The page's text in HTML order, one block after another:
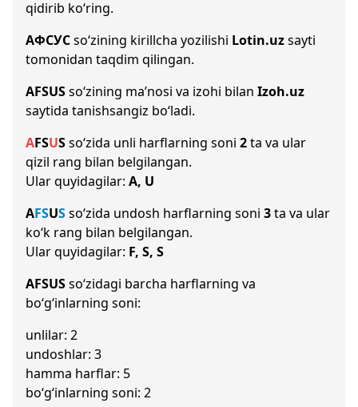
qidirib ko‘ring.
АФСУСso‘zining kirillcha yozilishi Lotin.uzsayti
tomonidan taqdim qilingan.
AFSUSso‘zining ma’nosi va izohi bilan Izoh.uz
saytida tanishsangiz bo‘ladi.
AFSUSso‘zida unli harflarning soni 2ta va ular
qizil rang bilan belgilangan.
Ular quyidagilar: A, U
AFSUSso‘zida undosh harflarning soni 3ta va ular
ko‘k rang bilan belgilangan.
Ular quyidagilar: F, S, S
AFSUSso‘zidagi barcha harflarning va
bo‘g‘inlarning soni:
unlilar: 2
undoshlar: 3
hamma harflar: 5
bo‘g‘inlarning soni: 2